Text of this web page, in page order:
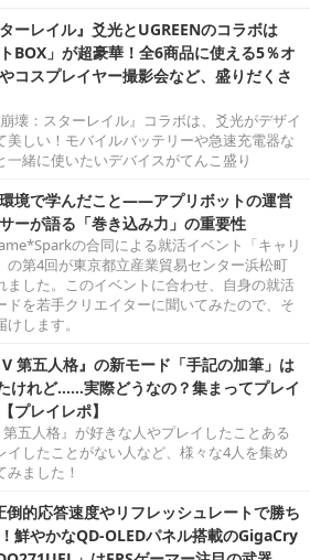
ターレイル』爻光とUGREENのコラボは
トBOX」が超豪華！全6商品に使える5％オ
コスプレイヤー撮影会など、盛りだくさ
壊：スターレイル』コラボは、爻光がデザイ
美しい！モバイルバッテリーや急速充電器な
一緒に使いたいデバイスがてんこ盛り
境で学んだこと――アプリボットの運営
ーが語る「巻き込み力」の重要性
の合同による就活イベント「キャリ
の第4回が東京都立産業貿易センター浜松町
ました。このイベントに合わせ、自身の就活
ドを若手クリエイターに聞いてみたので、そ
します。
第五人格』の新モード「手記の加筆」は
けれど……実際どうなの？集まってプレイ
プレイレポ】
第五人格』が好きな人やプレイしたことある
イしたことがない人など、様々な4人を集め
ました！
的応答速度やリフレッシュレートで勝ち
鮮やかなQD-OLEDパネル搭載のGigaCry